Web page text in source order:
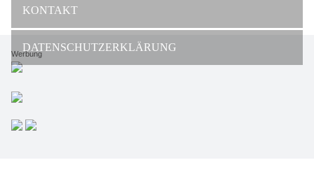
KONTAKT
DATENSCHUTZERKLÄRUNG
Werbung